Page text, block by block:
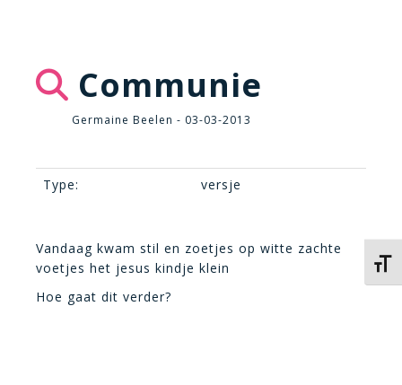
Communie
Germaine Beelen - 03-03-2013
Type: versje
Vandaag kwam stil en zoetjes op witte zachte
voetjes het jesus kindje klein
Hoe gaat dit verder?